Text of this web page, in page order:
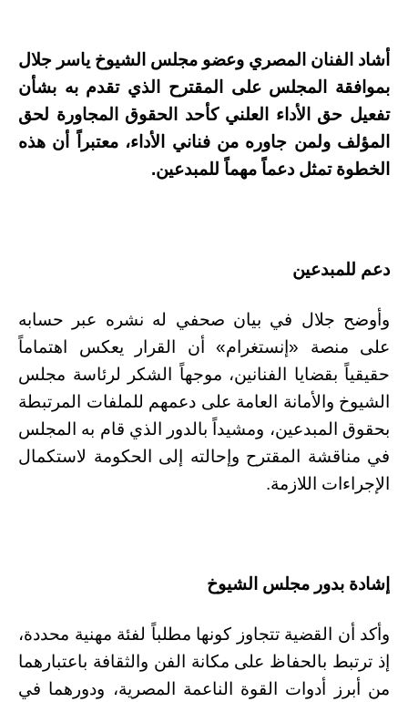
أشاد الفنان المصري وعضو مجلس الشيوخ ياسر جلال
بموافقة المجلس على المقترح الذي تقدم به بشأن
تفعيل حق الأداء العلني كأحد الحقوق المجاورة لحق
المؤلف ولمن جاوره من فناني الأداء، معتبراً أن هذه
الخطوة تمثل دعماً مهماً للمبدعين.
دعم للمبدعين
وأوضح جلال في بيان صحفي له نشره عبر حسابه
على منصة «إنستغرام» أن القرار يعكس اهتماماً
حقيقياً بقضايا الفنانين، موجهاً الشكر لرئاسة مجلس
الشيوخ والأمانة العامة على دعمهم للملفات المرتبطة
بحقوق المبدعين، ومشيداً بالدور الذي قام به المجلس
في مناقشة المقترح وإحالته إلى الحكومة لاستكمال
الإجراءات اللازمة.
إشادة بدور مجلس الشيوخ
وأكد أن القضية تتجاوز كونها مطلباً لفئة مهنية محددة،
إذ ترتبط بالحفاظ على مكانة الفن والثقافة باعتبارهما
من أبرز أدوات القوة الناعمة المصرية، ودورهما في